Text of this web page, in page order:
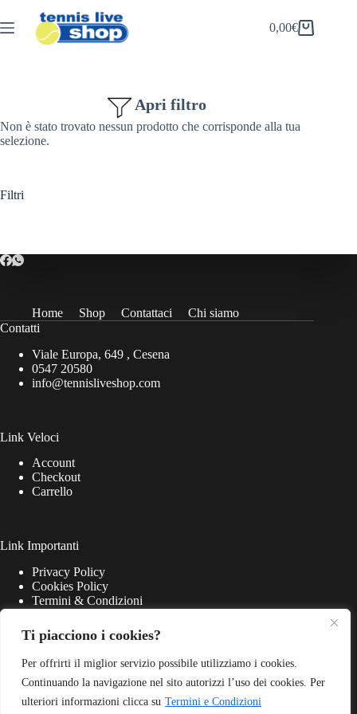
Ti piacciono i cookies?
Per offrirti il miglior servizio possibile utilizziamo i cookies.
Continuando la navigazione nel sito autorizzi l’uso dei cookies. Per
ulteriori informazioni clicca su Termini e Condizioni
al
contenuto
Carrello
0,00€
Apri filtro
Non è stato trovato nessun prodotto che corrisponde alla tua
selezione.
Filtri
Home Shop Contattaci
Chi siamo
Contatti
Viale Europa, 649 , Cesena
0547 20580
info@tennisliveshop.com
Link Veloci
Account
Checkout
Carrello
Link Importanti
Privacy Policy
Cookies Policy
Termini & Condizioni